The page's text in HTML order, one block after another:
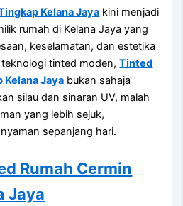
Kelana Jaya kini menjadi
rumah di Kelana Jaya yang
keselamatan, dan estetika
teknologi tinted moden,Tinted
Kelana Jaya bukan sahaja
silau dan sinaran UV, malah
yang lebih sejuk,
sepanjang hari.
Rumah Cermin
Jaya